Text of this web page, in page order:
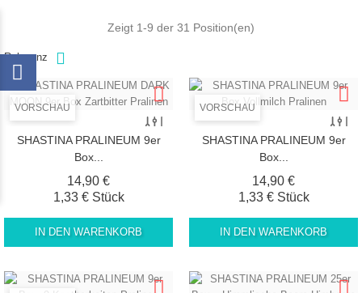
Relevanz
Zeigt 1-9 der 31 Position(en)
VORSCHAU
SHASTINA PRALINEUM 9er
Box...
14,90 €Preis
1,33 € Stück
IN DEN WARENKORB
VORSCHAU
SHASTINA PRALINEUM 9er
Box...
14,90 €Preis
1,33 € Stück
IN DEN WARENKORB